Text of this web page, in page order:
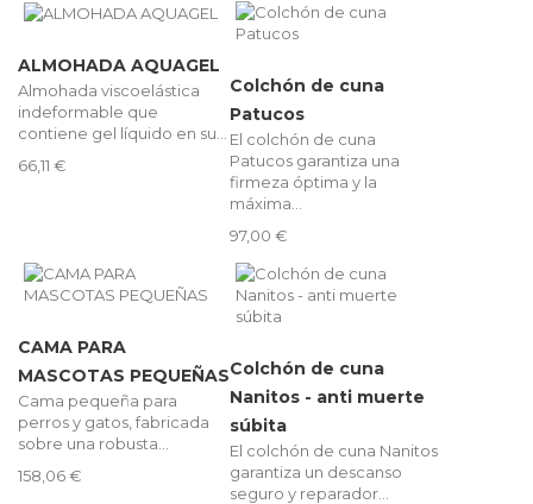
ALMOHADA AQUAGEL
Almohada viscoelástica
indeformable que
contiene gel líquido en su...
66,11 €
Colchón de cuna
Patucos
El colchón de cuna
Patucos garantiza una
firmeza óptima y la
máxima...
97,00 €
CAMA PARA
MASCOTAS PEQUEÑAS
Cama pequeña para
perros y gatos, fabricada
sobre una robusta...
158,06 €
Colchón de cuna
Nanitos - anti muerte
súbita
El colchón de cuna Nanitos
garantiza un descanso
seguro y reparador...